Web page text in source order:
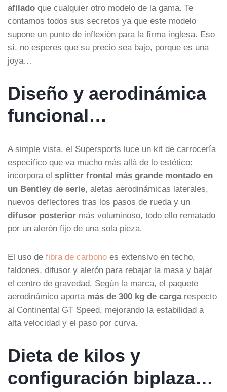
afilado que cualquier otro modelo de la gama. Te
contamos todos sus secretos ya que este modelo
supone un punto de inflexión para la firma inglesa. Eso
sí, no esperes que su precio sea bajo, porque es una
joya…
Diseño y aerodinámica
funcional…
A simple vista, el Supersports luce un kit de carrocería
específico que va mucho más allá de lo estético:
incorpora el splitter frontal más grande montado en
un Bentley de serie, aletas aerodinámicas laterales,
nuevos deflectores tras los pasos de rueda y un
difusor posterior más voluminoso, todo ello rematado
por un alerón fijo de una sola pieza.
El uso de fibra de carbono es extensivo en techo,
faldones, difusor y alerón para rebajar la masa y bajar
el centro de gravedad. Según la marca, el paquete
aerodinámico aporta más de 300 kg de cargarespecto
al Continental GT Speed, mejorando la estabilidad a
alta velocidad y el paso por curva.
Dieta de kilos y
configuración biplaza…